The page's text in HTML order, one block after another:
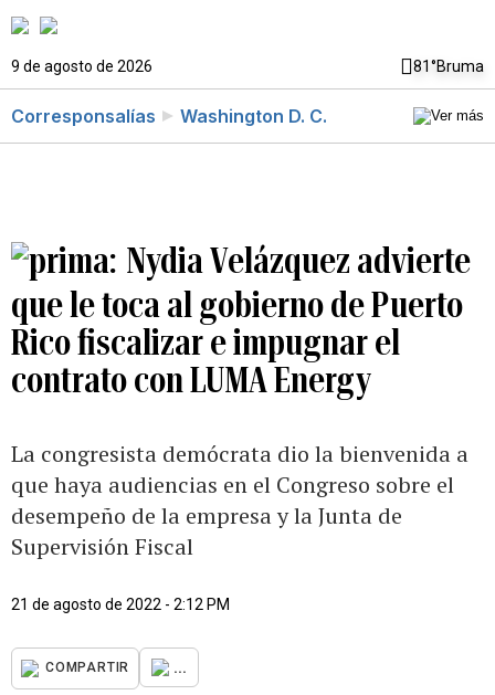
9 de agosto de 2026 81°Bruma
Corresponsalías Washington D. C.
Nydia Velázquez advierte
que le toca al gobierno de Puerto
Rico fiscalizar e impugnar el
contrato con LUMA Energy
La congresista demócrata dio la bienvenida a
que haya audiencias en el Congreso sobre el
desempeño de la empresa y la Junta de
Supervisión Fiscal
21 de agosto de 2022 - 2:12 PM
COMPARTIR ...